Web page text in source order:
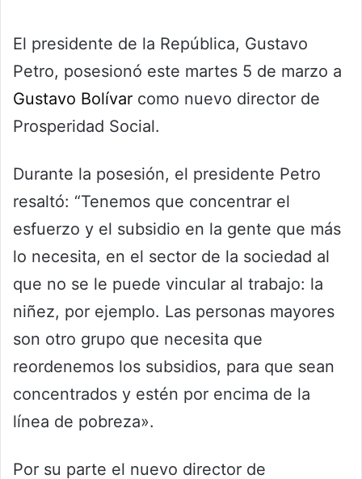
El presidente de la República, Gustavo
Petro, posesionó este martes 5 de marzo a
Gustavo Bolívar como nuevo director de
Prosperidad Social.
Durante la posesión, el presidente Petro
resaltó: “Tenemos que concentrar el
esfuerzo y el subsidio en la gente que más
lo necesita, en el sector de la sociedad al
que no se le puede vincular al trabajo: la
niñez, por ejemplo. Las personas mayores
son otro grupo que necesita que
reordenemos los subsidios, para que sean
concentrados y estén por encima de la
línea de pobreza».
Por su parte el nuevo director de